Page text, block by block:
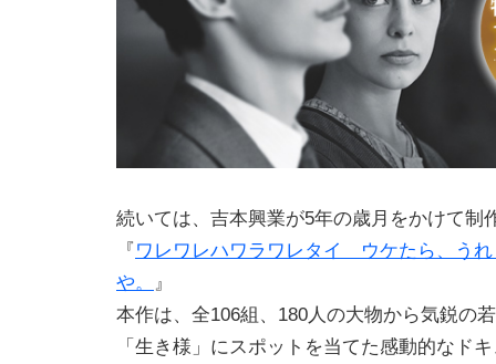
続いては、吉本興業が5年の歳月をかけて制
『 ワレワレハワラワレタイ ウケたら、う
や。
』
本作は、全106組、180人の大物から気鋭の
「生き様」にスポットを当てた感動的なド